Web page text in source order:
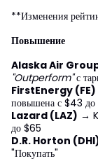
**Изменения
Повышение
Alaska Air
"Outperform"с
FirstEnergy (FE)
повышена с $43
Lazard (LAZ) →
до $65
D.R. Horton
"Покупать"